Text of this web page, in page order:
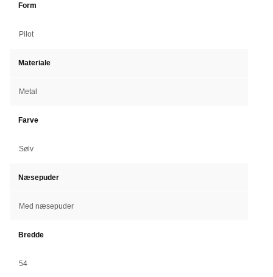
Form
Pilot
Materiale
Metal
Farve
Sølv
Næsepuder
Med næsepuder
Bredde
54